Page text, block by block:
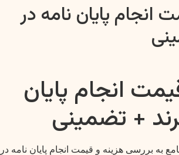
انجام پایان نامه در
انجام پایان
+ تضمینی
به بررسی هزینه و قیمت انجام پایان نامه در